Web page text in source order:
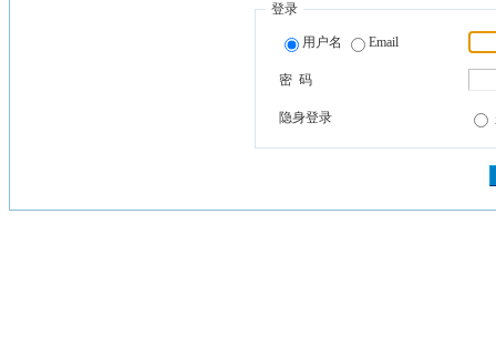
登录
用户名 Email
密 码
隐身登录